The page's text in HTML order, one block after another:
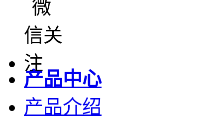
产品中心
产品介绍